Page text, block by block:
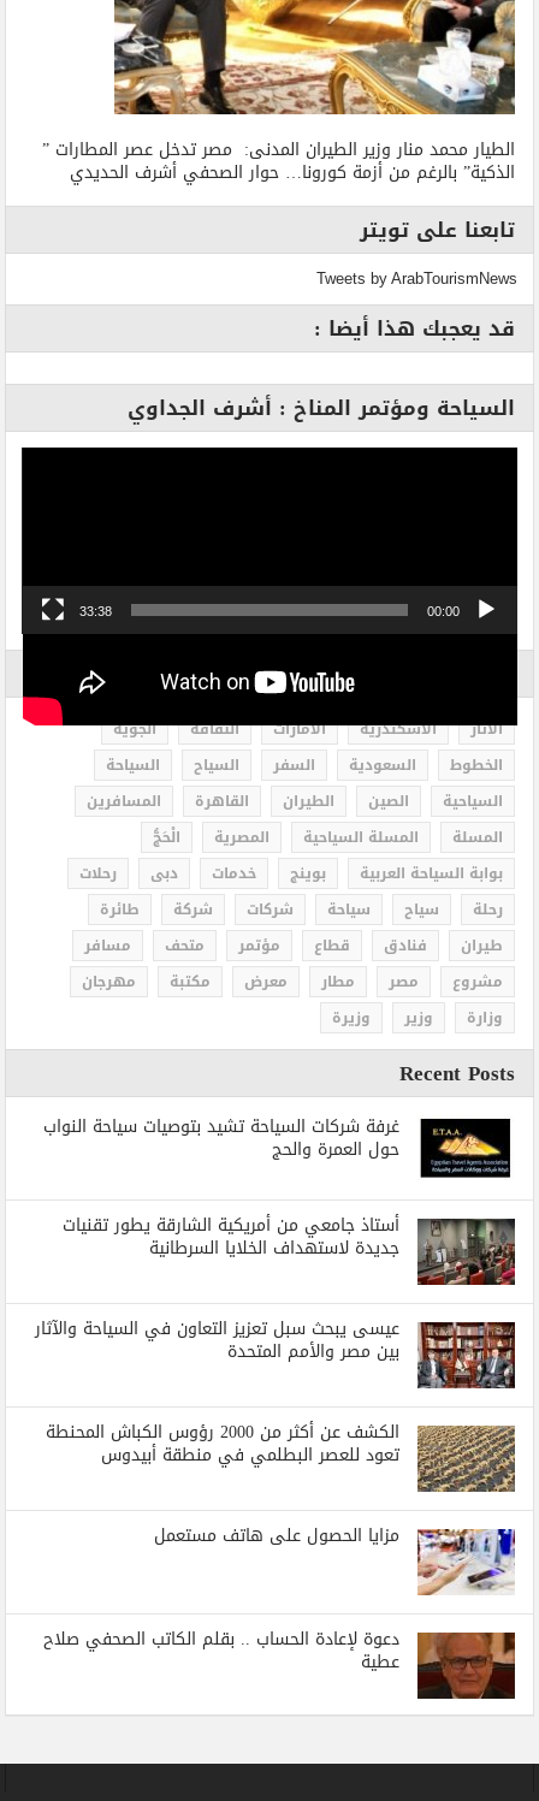
الطيار محمد منار وزير الطيران المدنى: مصر تدخل عصر المطارات ”
الذكية” بالرغم من أزمة كورونا… حوار الصحفي أشرف الحديدي
تابعنا على تويتر
Tweets by ArabTourismNews
قد يعجبك هذا أيضا :
السياحة ومؤتمر المناخ : أشرف الجداوي
00:00
33:38
الاثار الاسكندرية الامارات الثقافة
الجوية
الخطوط
السعودية السفر السياح
السياحة
السياحية
الصين الطيران القاهرة
المسافرين
المسلة
المسلة السياحية المصرية
الْحَجُّ
بوابة السياحة العربية
بوينج خدمات دبى
رحلات
رحلة
سياح سياحة شركات شركة
طائرة
طيران
فنادق قطاع مؤتمر متحف
مسافر
مشروع
مصر مطار معرض مكتبة
مهرجان
وزارة
وزير وزيرة
Recent Posts
غرفة شركات السياحة تشيد بتوصيات سياحة النواب
حول العمرة والحج
أستاذ جامعي من أمريكية الشارقة يطور تقنيات
جديدة لاستهداف الخلايا السرطانية
عيسى يبحث سبل تعزيز التعاون في السياحة والآثار
بين مصر والأمم المتحدة
الكشف عن أكثر من 2000 رؤوس الكباش المحنطة
تعود للعصر البطلمي في منطقة أبيدوس
مزايا الحصول على هاتف مستعمل
دعوة لإعادة الحساب .. بقلم الكاتب الصحفي صلاح
عطية